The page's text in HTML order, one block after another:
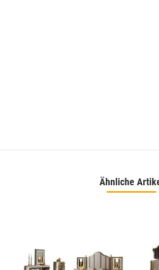
Ähnliche
34,99 € *